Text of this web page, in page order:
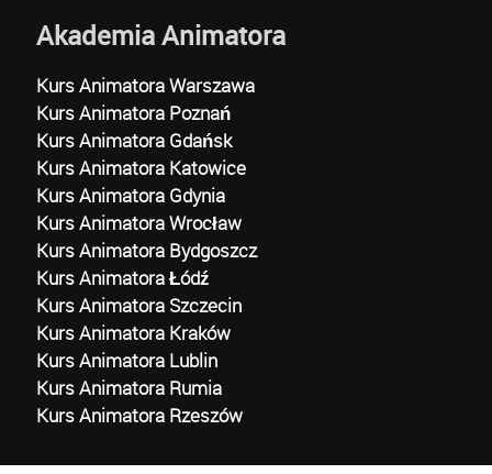
Akademia Animatora
Kurs Animatora Warszawa
Kurs Animatora Poznań
Kurs Animatora Gdańsk
Kurs Animatora Katowice
Kurs Animatora Gdynia
Kurs Animatora Wrocław
Kurs Animatora Bydgoszcz
Kurs Animatora Łódź
Kurs Animatora Szczecin
Kurs Animatora Kraków
Kurs Animatora Lublin
Kurs Animatora Rumia
Kurs Animatora Rzeszów